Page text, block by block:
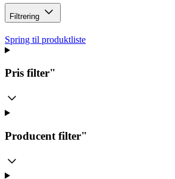
Filtrering
Spring til produktliste
Pris filter"
Producent filter"